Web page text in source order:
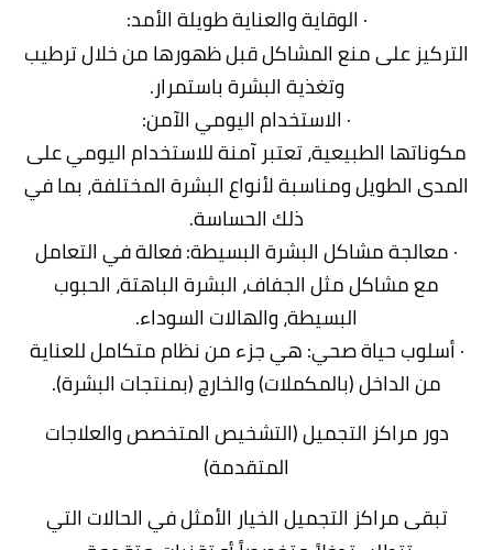
· الوقاية والعناية طويلة الأمد:
التركيز على منع المشاكل قبل ظهورها من خلال ترطيب
وتغذية البشرة باستمرار.
· الاستخدام اليومي الآمن:
مكوناتها الطبيعية، تعتبر آمنة للاستخدام اليومي على
المدى الطويل ومناسبة لأنواع البشرة المختلفة، بما في
ذلك الحساسة.
· معالجة مشاكل البشرة البسيطة: فعالة في التعامل
مع مشاكل مثل الجفاف، البشرة الباهتة، الحبوب
البسيطة، والهالات السوداء.
· أسلوب حياة صحي: هي جزء من نظام متكامل للعناية
من الداخل (بالمكملات) والخارج (بمنتجات البشرة).
دور مراكز التجميل (التشخيص المتخصص والعلاجات
المتقدمة)
تبقى مراكز التجميل الخيار الأمثل في الحالات التي